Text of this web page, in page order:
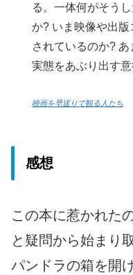
る。一体何がそう
か? いま映像や出
されているのか?
実態をあぶり出す意
映画を早送りで観る人たち
感想
この本に惹かれた
と疑問から始まり
パンドラの箱を開